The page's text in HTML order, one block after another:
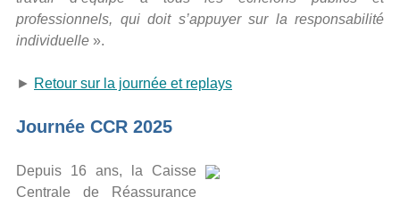
professionnels, qui doit s’appuyer sur la responsabilité
individuelle ».
► Retour sur la journée et replays
Journée CCR 2025
Depuis 16 ans, la Caisse
Centrale de Réassurance